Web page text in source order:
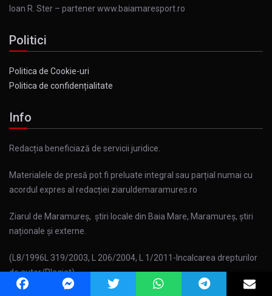
Ioan R. Ster – partener www.baiamaresport.ro
Politici
Politica de Cookie-uri
Politica de confidențialitate
Info
Redacția beneficiază de servicii juridice.
Materialele de presă pot fi preluate integral sau parțial numai cu
acordul expres al redacției ziaruldemaramures.ro
Ziarul de Maramureș, știri locale din Baia Mare, Maramureș, știri
naționale și externe.
(L8/1996L 319/2003, L 206/2004, L 1/2011-Incalcarea drepturilor
de autor/Plagiat)